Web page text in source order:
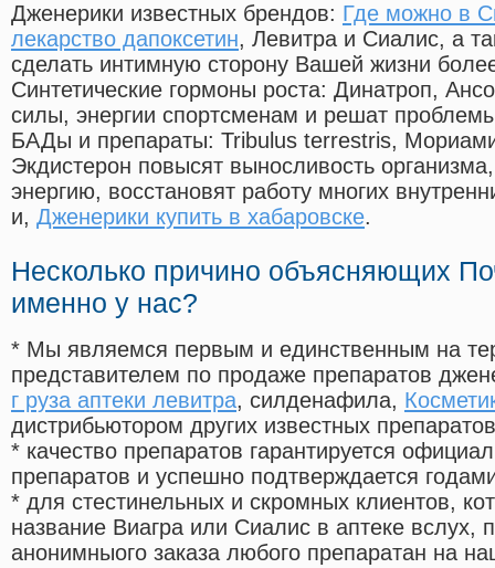
Дженерики известных брендов: Где можно в
лекарство дапоксетин, Левитра и Сиалис, а
сделать интимную сторону Вашей жизни
Синтетические гормоны роста: Динатроп,
силы, энергии спортсменам и решат
БАДы и препараты: Tribulus terrestris,
Экдистерон повысят выносливость
энергию, восстановят работу многих
и, Дженерики купить в хабаровске.
Несколько причино объясняющих
именно у нас?
* Мы являемся первым и единственным на
представителем по продаже препаратов
г руза аптеки левитра, силденафила,
дистрибьютором других известных препаратов
* качество препаратов гарантируется
препаратов и успешно подтверждается
* для стестинельных и скромных клиентов,
название Виагра или Сиалис в аптеке вслух,
анонимныого заказа любого препаратан на